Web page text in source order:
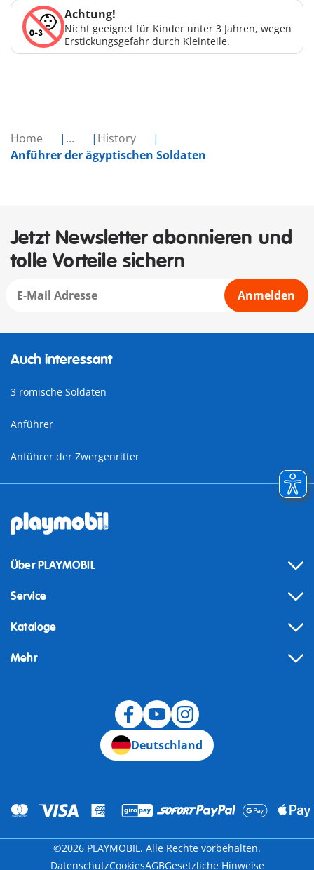
Home ...
History
Anführer der ägyptischen Soldaten
Achtung!
Nicht geeignet für Kinder unter 3 Jahren, wegen
Erstickungsgefahr durch Kleinteile.
Jetzt Newsletter abonnieren und
tolle Vorteile sichern
Anmelden
Auch interessant
3 römische Soldaten
Anführer
Anführer der Zwergenritter
Über PLAYMOBIL
Service
Kataloge
Mehr
Deutschland
©2026 PLAYMOBIL. Alle Rechte vorbehalten.
DatenschutzCookiesAGBGesetzliche Hinweise